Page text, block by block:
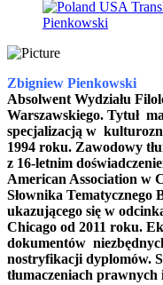
Zbigniew Pienkowski
Absolwent Wydziału
Warszawskiego. Tytuł
specjalizacją w
1994 roku. Zawodowy
z 16-letnim
American Association w
Słownika Tematycznego
ukazującego się w
Chicago od 2011 roku.
dokumentów
nostryfikacji dyplomów.
tłumaczeniach